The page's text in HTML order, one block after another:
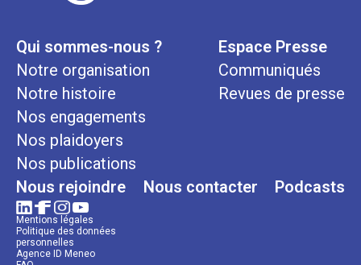
Qui sommes-nous ?
Notre organisation
Notre histoire
Nos engagements
Nos plaidoyers
Nos publications
Espace Presse
Communiqués
Revues de presse
Nous rejoindre Nous contacter Podcasts
Mentions légales
Politique des données
personnelles
Agence ID Meneo